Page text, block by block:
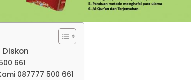
661
087777 500 661